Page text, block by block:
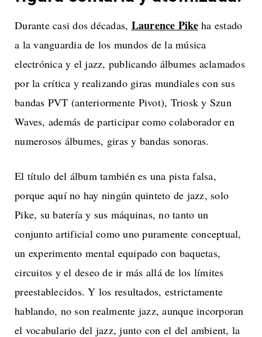
Durante casi dos décadas, Laurence Pikeha estado
a la vanguardia de los mundos de la música
electrónica y el jazz, publicando álbumes aclamados
por la crítica y realizando giras mundiales con sus
bandas PVT (anteriormente Pivot), Triosk y Szun
Waves, además de participar como colaborador en
numerosos álbumes, giras y bandas sonoras.
El título del álbum también es una pista falsa,
porque aquí no hay ningún quinteto de jazz, solo
Pike, su batería y sus máquinas, no tanto un
conjunto artificial como uno puramente conceptual,
un experimento mental equipado con baquetas,
circuitos y el deseo de ir más allá de los límites
preestablecidos. Y los resultados, estrictamente
hablando, no son realmente jazz, aunque incorporan
el vocabulario del jazz, junto con el del ambient, la